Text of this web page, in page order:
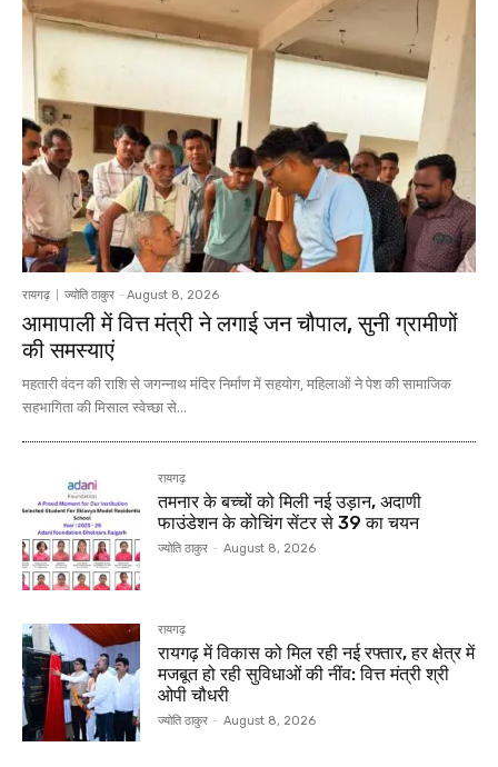
रायगढ़ ज्योति ठाकुर - August 8, 2026
आमापाली में वित्त मंत्री ने लगाई जन चौपाल, सुनी ग्रामीणों
की समस्याएं
महतारी वंदन की राशि से जगन्नाथ मंदिर निर्माण में सहयोग, महिलाओं ने पेश की सामाजिक
सहभागिता की मिसाल स्वेच्छा से...
रायगढ़
तमनार के बच्चों को मिली नई उड़ान, अदाणी
फाउंडेशन के कोचिंग सेंटर से 39 का चयन
ज्योति ठाकुर - August 8, 2026
रायगढ़
रायगढ़ में विकास को मिल रही नई रफ्तार, हर क्षेत्र में
मजबूत हो रही सुविधाओं की नींव: वित्त मंत्री श्री
ओपी चौधरी
ज्योति ठाकुर - August 8, 2026